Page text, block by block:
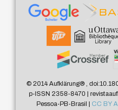
© 2014 Aufklärung®,
p-ISSN 2358-8470 |
Pessoa-PB-Brasil | CC BY